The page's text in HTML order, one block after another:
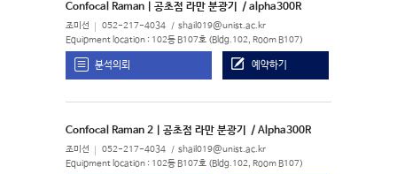
Confocal Raman | 공초점 라만 분광기 / alpha300R
조미선 052-217-4034 shail019@unist.ac.kr
Equipment location : 102동 B107호 (Bldg.102, Room B107)
분석의뢰 예약하기
Confocal Raman 2 | 공초점 라만 분광기 / Alpha300R
조미선 052-217-4034 shail019@unist.ac.kr
Equipment location : 102동 B107호 (Bldg.102, Room B107)